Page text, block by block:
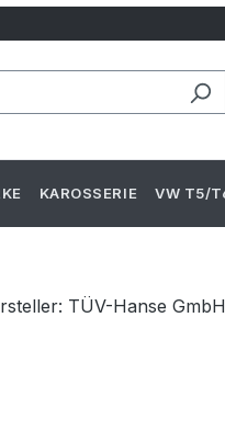
KAROSSERIE VW T5/
TÜV-Hanse